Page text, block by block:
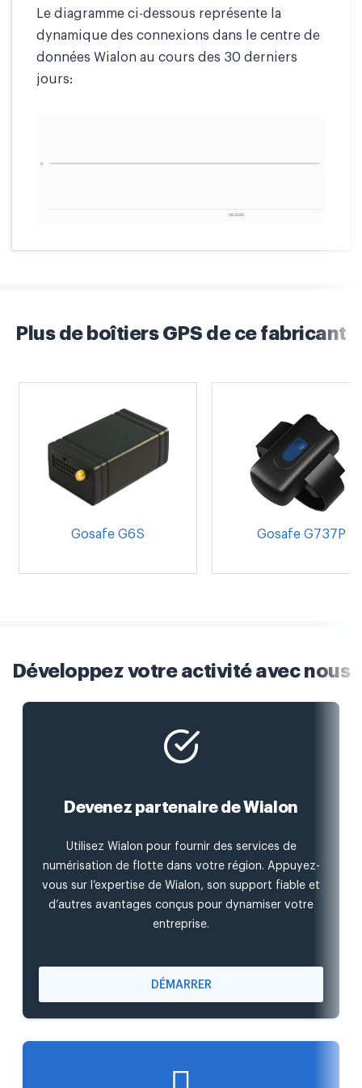
Le diagramme ci-dessous représente la
dynamique des connexions dans le centre de
données Wialon au cours des 30 derniers
jours:
Plus de boîtiers GPS de ce fabricant
Gosafe G6S Gosafe G737P
Développez votre activité avec nous
Devenez partenaire de Wialon
Utilisez Wialon pour fournir des services de
numérisation de flotte dans votre région. Appuyez-
vous sur l’expertise de Wialon, son support fiable et
d’autres avantages conçus pour dynamiser votre
entreprise.
DÉMARRER